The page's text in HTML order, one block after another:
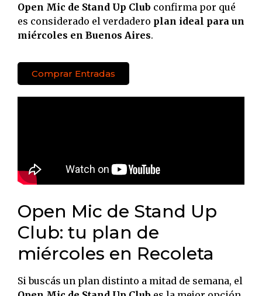
Open Mic de Stand Up Club confirma por qué
es considerado el verdadero plan ideal para un
miércoles en Buenos Aires.
Comprar Entradas
Open Mic de Stand Up
Club: tu plan de
miércoles en Recoleta
Si buscás un plan distinto a mitad de semana, el